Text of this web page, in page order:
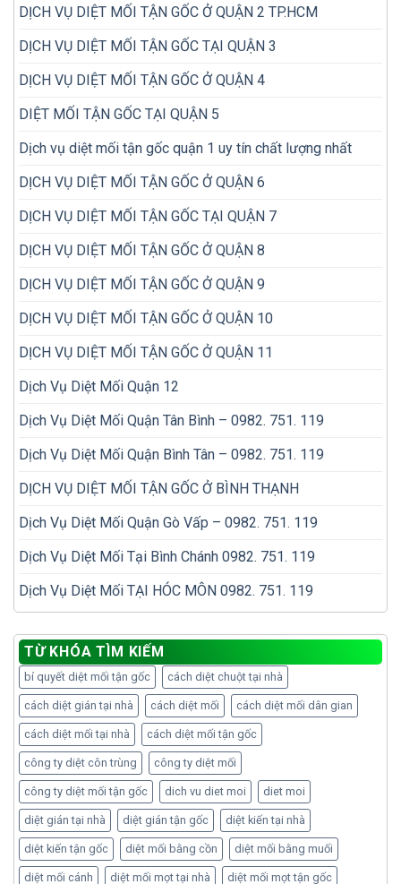
diệt
nhiều
khi
mối
nhà
DỊCH VỤ DIỆT MỐI TẬN GỐC Ở QUẬN 2 TP.HCM
DỊCH VỤ DIỆT MỐI TẬN GỐC TẠI QUẬN 3
DỊCH VỤ DIỆT MỐI TẬN GỐC Ở QUẬN 4
DIỆT MỐI TẬN GỐC TẠI QUẬN 5
Dịch vụ diệt mối tận gốc quận 1 uy tín chất lượng nhất
DỊCH VỤ DIỆT MỐI TẬN GỐC Ở QUẬN 6
DỊCH VỤ DIỆT MỐI TẬN GỐC TẠI QUẬN 7
DỊCH VỤ DIỆT MỐI TẬN GỐC Ở QUẬN 8
DỊCH VỤ DIỆT MỐI TẬN GỐC Ở QUẬN 9
DỊCH VỤ DIỆT MỐI TẬN GỐC Ở QUẬN 10
DỊCH VỤ DIỆT MỐI TẬN GỐC Ở QUẬN 11
Dịch Vụ Diệt Mối Quận 12
Dịch Vụ Diệt Mối Quận Tân Bình – 0982. 751. 119
Dịch Vụ Diệt Mối Quận Bình Tân – 0982. 751. 119
DỊCH VỤ DIỆT MỐI TẬN GỐC Ở BÌNH THẠNH
Dịch Vụ Diệt Mối Quận Gò Vấp – 0982. 751. 119
Dịch Vụ Diệt Mối Tại Bình Chánh 0982. 751. 119
Dịch Vụ Diệt Mối TẠI HÓC MÔN 0982. 751. 119
TỪ KHÓA TÌM KIẾM
bí quyết diệt mối tận gốc cách diệt chuột tại nhà
cách diệt gián tại nhà cách diệt mối cách diệt mối dân gian
cách diệt mối tại nhà cách diệt mối tận gốc
công ty diệt côn trùng công ty diệt mối
công ty diệt mối tận gốc dich vu diet moi diet moi
diệt gián tại nhà diệt gián tận gốc diệt kiến tại nhà
diệt kiến tận gốc diệt mối bằng cồn diệt mối bằng muối
diệt mối cánh diệt mối mọt tại nhà diệt mối mọt tận gốc